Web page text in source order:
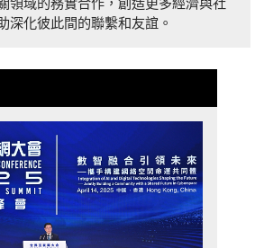
領域的務實合作，創造更多經濟與社
深化彼此間的聯繫和友誼。